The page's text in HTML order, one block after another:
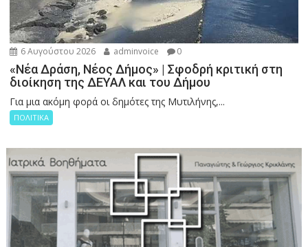
6 Αυγούστου 2026 adminvoice 0
«Νέα Δράση, Νέος Δήμος» | Σφοδρή κριτική στη
διοίκηση της ΔΕΥΑΛ και του Δήμου
Για μια ακόμη φορά οι δημότες της Μυτιλήνης,...
ΠΟΛΙΤΙΚΑ